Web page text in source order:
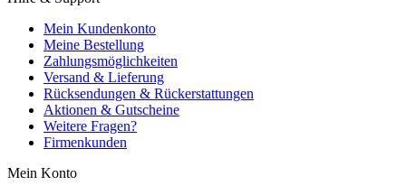
Mein Kundenkonto
Meine Bestellung
Zahlungsmöglichkeiten
Versand & Lieferung
Rücksendungen & Rückerstattungen
Aktionen & Gutscheine
Weitere Fragen?
Firmenkunden
Mein Konto